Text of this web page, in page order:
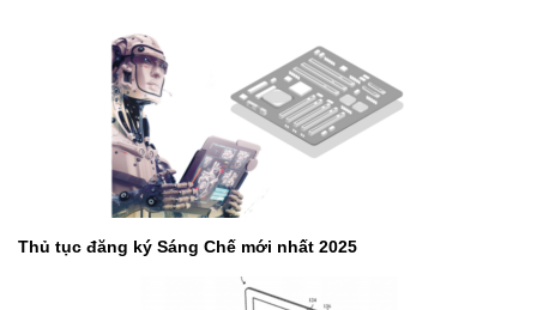
Thủ tục đăng ký Sáng Chế mới nhất 2025